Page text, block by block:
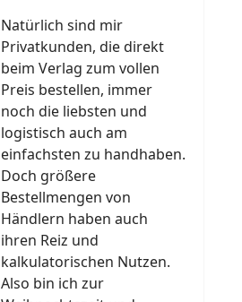
Natürlich sind mir
Privatkunden, die direkt
beim Verlag zum vollen
Preis bestellen, immer
noch die liebsten und
logistisch auch am
einfachsten zu handhaben.
Doch größere
Bestellmengen von
Händlern haben auch
ihren Reiz und
kalkulatorischen Nutzen.
Also bin ich zur